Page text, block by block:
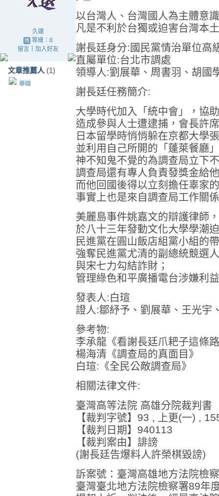
久遠
等級：8
留言｜ 加入好友
文章推薦人 (1)
華碩
以台灣人、台灣國人為主體意
凡是不利於台獨或迫害台灣本
謝長廷身分:國民黨情治單位高
直屬單位:台北市調處
領導人:劉展華、周書羽、胡國
謝長廷任務簡介:
大學時代加入「統中會」，協
造成參與人士遭逮捕，會長許
日本留學時悄悄躲在京都大學
並利用自己所開的「蓬萊餐廳
神不知鬼不覺的為調查局立下
調查局還有專人負責發獎金給
而他回國後得以立刻擔任辜家
事實上也是來自調查局工作關
美麗島事件姚嘉文的辯護律師
於八十三年發動文化大學學潮
民進黨在圓山飯店組黨小組的
強奪民進黨尤清的副總統競選
與宋七力勾結詐財；
管理綠色和平廣播電台涉嫌利
發表人:白瑄
證人:鄒紓予、劉展華、王光宇
參考物:
李承龍《看謝長廷爪耙子這條
楊海清《調查局的真面目》
白瑄:《全民公敵調查局》
相關法律文件:
臺灣高等法院 高雄分院裁判書
【裁判字號】93 , 上更(一) ,
【裁判日期】940113
【裁判案由】誹謗
(謝長廷告爆料人許榮棋毀謗)
訴案號：臺灣高雄地方法院檢
臺灣臺北地方法院檢察署89年